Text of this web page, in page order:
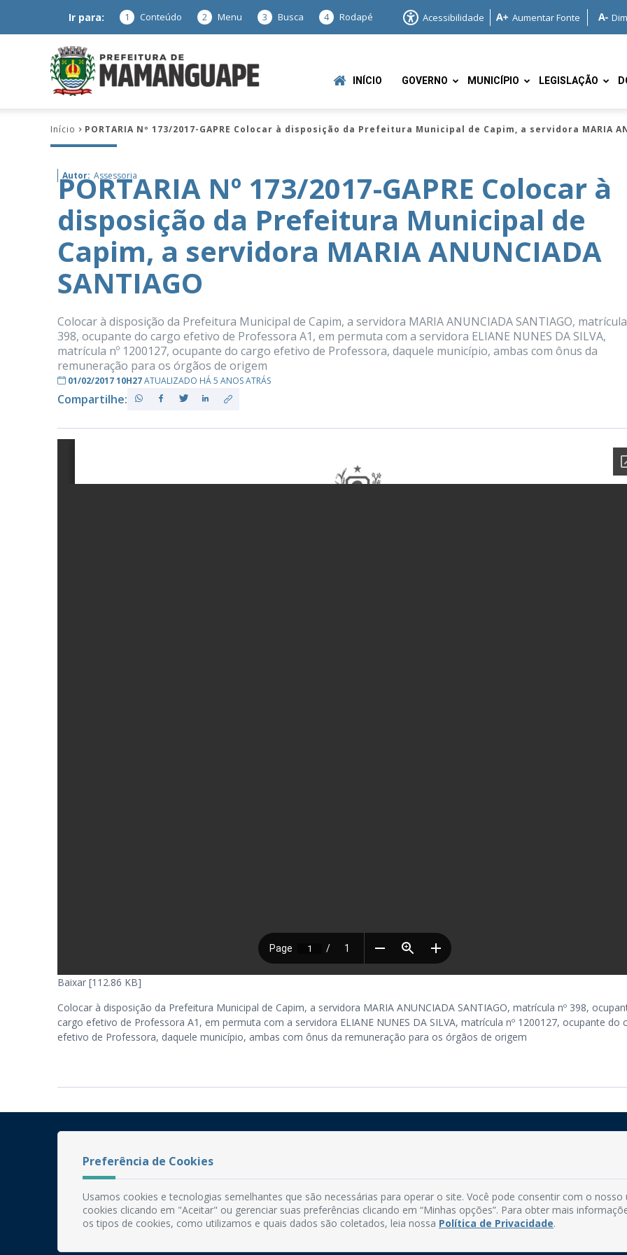
Ir para: 1 Conteúdo 2 Menu 3 Busca 4 Rodapé Acessibilidade Aumentar Fonte
Mamanguape
PB
INÍCIO GOVERNO MUNICÍPIO LEGISLAÇÃO
Início PORTARIA Nº 173/2017-GAPRE Colocar à disposição da Prefeitura Municipal de Capim, a servidora MARIA
Autor: Assessoria
PORTARIA Nº 173/2017-GAPRE Colocar à
disposição da Prefeitura Municipal de
Capim, a servidora MARIA ANUNCIADA
SANTIAGO
Colocar à disposição da Prefeitura Municipal de Capim, a servidora MARIA ANUNCIADA SANTIAGO,
398, ocupante do cargo efetivo de Professora A1, em permuta com a servidora ELIANE NUNES DA SILVA,
matrícula nº 1200127, ocupante do cargo efetivo de Professora, daquele município, ambas com ônus da
remuneração para os órgãos de origem
01/02/2017 10H27ATUALIZADO HÁ 5 ANOS ATRÁS
Compartilhe:
Baixar [112.86 KB]
Colocar à disposição da Prefeitura Municipal de Capim, a servidora MARIA ANUNCIADA SANTIAGO, matrícula nº 398,
cargo efetivo de Professora A1, em permuta com a servidora ELIANE NUNES DA SILVA, matrícula nº 1200127, ocupante do
efetivo de Professora, daquele município, ambas com ônus da remuneração para os órgãos de origem
Fone: (83) 3292-2246
Email: comunicacao@mamanguape.pb.gov.br
Expediente: Segunda à Sexta, das 08h às 13h
Preferência de Cookies
Usamos cookies e tecnologias semelhantes que são necessárias para operar o site. Você pode consentir com o nosso
cookies clicando em "Aceitar" ou gerenciar suas preferências clicando em “Minhas opções”. Para obter mais
os tipos de cookies, como utilizamos e quais dados são coletados, leia nossa Política de Privacidade.